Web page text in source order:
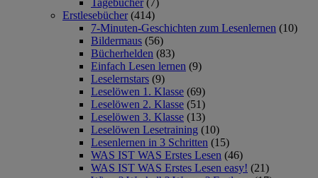
Tagebücher (7)
Erstlesebücher (414)
7-Minuten-Geschichten zum Lesenlernen (10)
Bildermaus (56)
Bücherhelden (83)
Einfach Lesen lernen (9)
Leselernstars (9)
Leselöwen 1. Klasse (69)
Leselöwen 2. Klasse (51)
Leselöwen 3. Klasse (13)
Leselöwen Lesetraining (10)
Lesenlernen in 3 Schritten (15)
WAS IST WAS Erstes Lesen (46)
WAS IST WAS Erstes Lesen easy! (21)